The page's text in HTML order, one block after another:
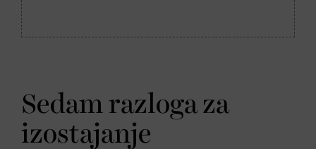
Sedam razloga za
izostajanje